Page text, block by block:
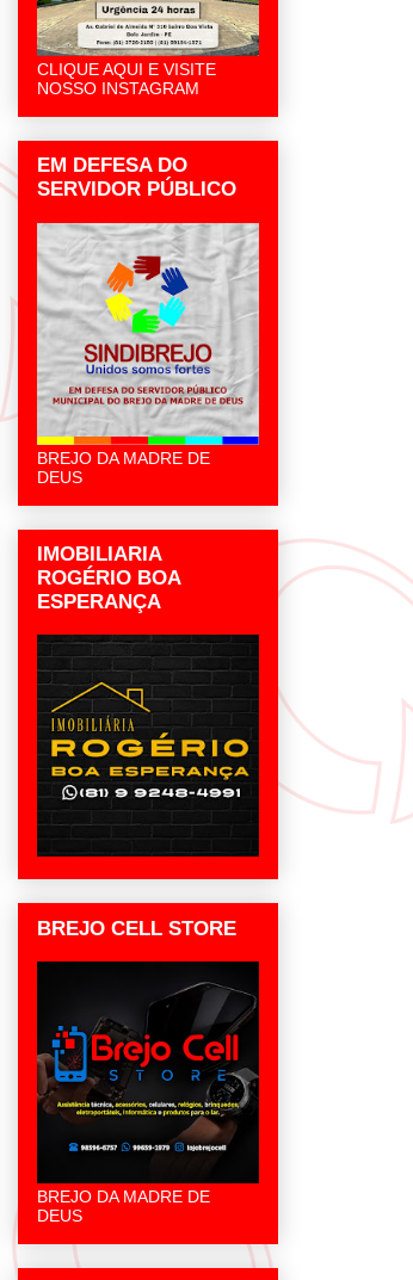
CLIQUE AQUI E VISITE
NOSSO INSTAGRAM
EM DEFESA DO
SERVIDOR PÚBLICO
BREJO DA MADRE DE
DEUS
IMOBILIARIA
ROGÉRIO BOA
ESPERANÇA
BREJO CELL STORE
BREJO DA MADRE DE
DEUS